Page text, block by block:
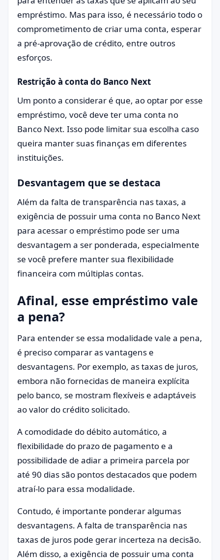
empréstimo. Mas para isso, é necessário todo o
comprometimento de criar uma conta, esperar
a pré-aprovação de crédito, entre outros
esforços.
Restrição à conta do Banco Next
Um ponto a considerar é que, ao optar por esse
empréstimo, você deve ter uma conta no
Banco Next. Isso pode limitar sua escolha caso
queira manter suas finanças em diferentes
instituições.
Desvantagem que se destaca
Além da falta de transparência nas taxas, a
exigência de possuir uma conta no Banco Next
para acessar o empréstimo pode ser uma
desvantagem a ser ponderada, especialmente
se você prefere manter sua flexibilidade
financeira com múltiplas contas.
Afinal, esse empréstimo vale
a pena?
Para entender se essa modalidade vale a pena,
é preciso comparar as vantagens e
desvantagens. Por exemplo, as taxas de juros,
embora não fornecidas de maneira explícita
pelo banco, se mostram flexíveis e adaptáveis
ao valor do crédito solicitado.
A comodidade do débito automático, a
flexibilidade do prazo de pagamento e a
possibilidade de adiar a primeira parcela por
até 90 dias são pontos destacados que podem
atraí-lo para essa modalidade.
Contudo, é importante ponderar algumas
desvantagens. A falta de transparência nas
taxas de juros pode gerar incerteza na decisão.
Além disso, a exigência de possuir uma conta